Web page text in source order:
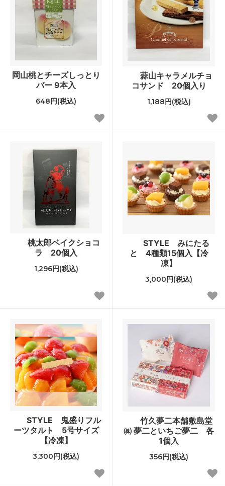
岡山桃とチーズしっとり
バー 9本入
648円(税込)
蒜山キャラメルチョ
コサンド 20個入り
1,188円(税込)
桃太郎ベイクショコ
ラ 20個入
1,296円(税込)
STYLE みにたる
と 4種類15個入【冷
凍】
3,000円(税込)
STYLE 鬼盛りフル
ーツタルト 5号サイズ
【冷凍】
3,300円(税込)
竹久夢二本舗敷島堂
㈱ 夢二といちご夢二 各
1個入
356円(税込)